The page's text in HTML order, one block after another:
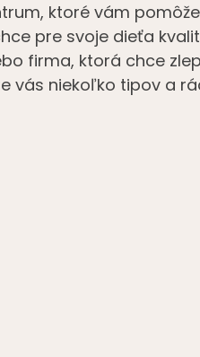
ktoré vám pomôže
pre svoje dieťa
firma, ktorá chce
vás niekoľko tipov a